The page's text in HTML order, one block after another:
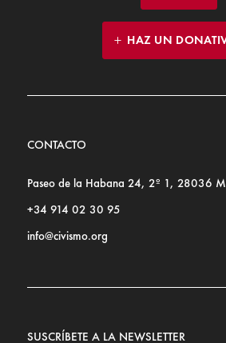
HAZ UN
CONTACTO
Paseo de la Habana 24, 2º 1, 28036
+34 914 02 30 95
info@civismo.org
SUSCRÍBETE A LA NEWSLETTER